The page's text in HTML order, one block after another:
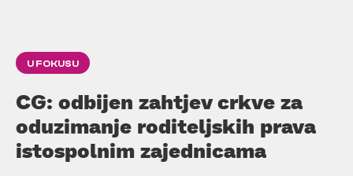
U FOKUSU
CG: odbijen zahtjev crkve za
oduzimanje roditeljskih prava
istospolnim zajednicama